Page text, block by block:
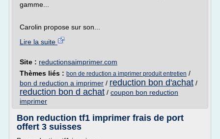
gamme...
Carolin propose sur son...
Lire la suite
Site : reductionsaimprimer.com
Thèmes liés : bon de reduction a imprimer produit entretien /
bon d reduction a imprimer / reduction bon d'achat /
reduction bon d achat / coupon bon reduction
imprimer
Bon reduction tf1 imprimer frais de port
offert 3 suisses